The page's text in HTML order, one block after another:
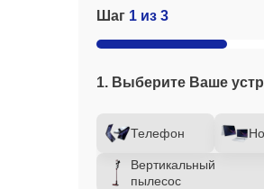
Шаг 1 из 3
1. Выберите Ваше
Телефон
Вертикальный
пылесос